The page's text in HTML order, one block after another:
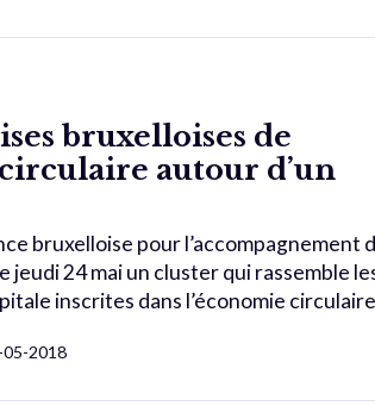
bruxelloises de
autour d’un
bruxelloise pour l’accompagnement
jeudi 24 mai un cluster qui rassemble
inscrites dans l’économie
2018